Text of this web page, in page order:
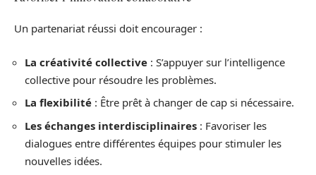
Un partenariat réussi doit encourager :
La créativité collective : S’appuyer sur l’intelligence
collective pour résoudre les problèmes.
La flexibilité : Être prêt à changer de cap si nécessaire.
Les échanges interdisciplinaires : Favoriser les
dialogues entre différentes équipes pour stimuler les
nouvelles idées.